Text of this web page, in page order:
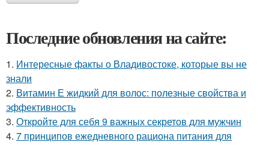
Последние обновления на сайте:
1. Интересные факты о Владивостоке, которые вы не
знали
2. Витамин Е жидкий для волос: полезные свойства и
эффективность
3. Откройте для себя 9 важных секретов для мужчин
4. 7 принципов ежедневного рациона питания для